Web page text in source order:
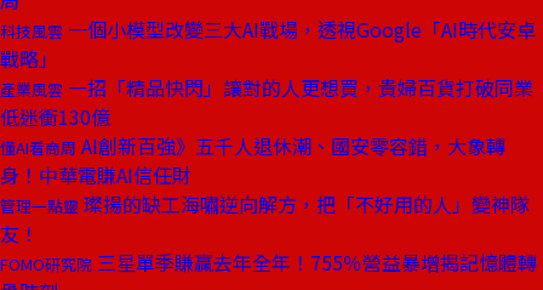
科技風雲 一個小模型改變三大AI戰場，透視Google「AI時代安卓
戰略」
產業風雲 一招「精品快閃」讓對的人更想買，貴婦百貨打破同業
低迷衝130億
懂AI看商周 AI創新百強》五千人退休潮、國安零容錯，大象轉
身！中華電賺AI信任財
管理一點靈 璨揚的缺工海嘯逆向解方，把「不好用的人」變神隊
友！
FOMO研究院 三星單季賺贏去年全年！755％營益暴增揭記憶體轉